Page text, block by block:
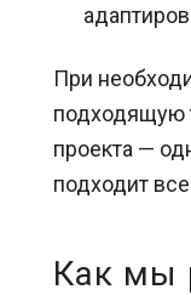
При
подходящую
проекта —
подходит
Как мы